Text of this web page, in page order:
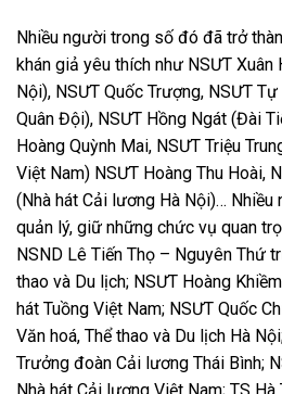
Nhiều người trong số đó đã trở
khán giả yêu thích như NSƯT Xuân
Nội), NSƯT Quốc Trượng, NSƯT
Quân Đội), NSƯT Hồng Ngát (Đài T
Hoàng Quỳnh Mai, NSƯT Triệu
Việt Nam) NSƯT Hoàng Thu Hoài,
(Nhà hát Cải lương Hà Nội)… Nhiều
quản lý, giữ những chức vụ quan
NSND Lê Tiến Thọ – Nguyên Thứ
thao và Du lịch; NSƯT Hoàng
hát Tuồng Việt Nam; NSƯT Quốc
Văn hoá, Thể thao và Du lịch Hà
Trưởng đoàn Cải lương Thái Bình;